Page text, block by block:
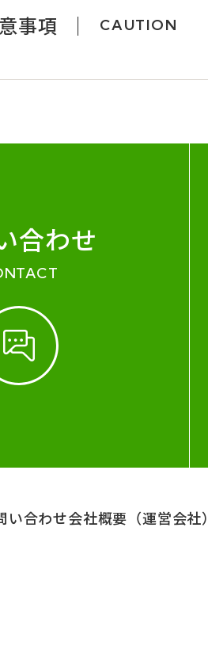
事項 CAUTION
合わせ
い合わせ会社概要（運営会社）